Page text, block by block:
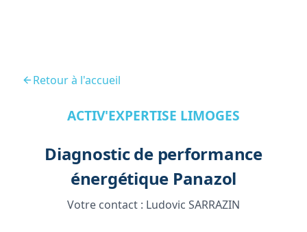
Retour à l'accueil
ACTIV'EXPERTISE LIMOGES
Diagnostic de performance
énergétique Panazol
Votre contact : Ludovic SARRAZIN